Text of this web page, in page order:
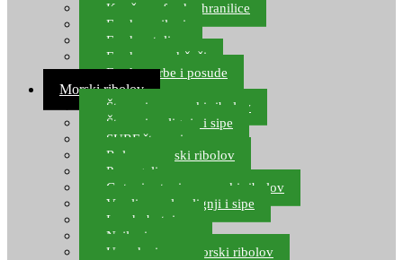
Kopče za feeder hranilice
Feeder najloni
Feeder stolice
Feeder arm držači
Feeder torbe i posude
Morski ribolov
Štapovi za morski ribolov
Štapovi za lignje i sipe
SURF štapovi
Role za morski ribolov
Parangali
Gotovi setovi za morski ribolov
Varalice za lov lignji i sipe
Lov hobotnice
Najloni za more
Upredenice za morski ribolov